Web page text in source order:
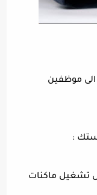
الى موظفين
:
في مجال تشغيل ماكنات